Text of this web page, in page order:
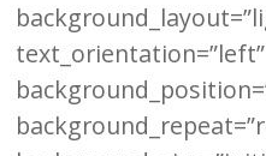
text_orientation=”left”